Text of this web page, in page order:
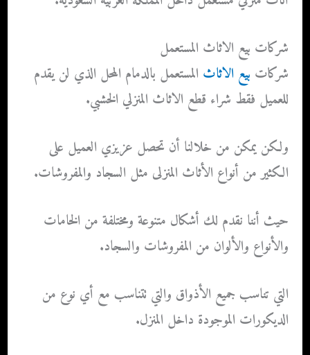
شركات بيع الاثاث المستعمل
شركات بيع الاثاث المستعمل بالدمام المحل الذي لن يقدم
للعميل فقط شراء قطع الاثاث المنزلي الخشبي.
ولكن يمكن من خلالنا أن تحصل عزيزي العميل على
الكثير من أنواع الأثاث المنزلى مثل السجاد والمفروشات.
حيث أننا نقدم لك أشكال متنوعة ومختلفة من الخامات
والأنواع والألوان من المفروشات والسجاد.
التي تناسب جميع الأذواق والتي تتناسب مع أي نوع من
الديكورات الموجودة داخل المنزل.